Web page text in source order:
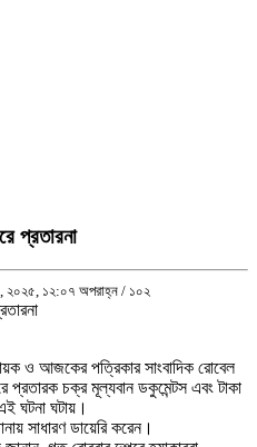
প্রতারনা
২০২৫, ১২:০৭ অপরাহ্ন / ১০২
ও আজকের পত্রিকার সাংবাদিক রোবেল
প্রতারক চক্র মূল্যবান ডকুমেন্টস এবং টাকা
ঘটনা ঘটায়।
সাধারণ ডায়েরি করেন।